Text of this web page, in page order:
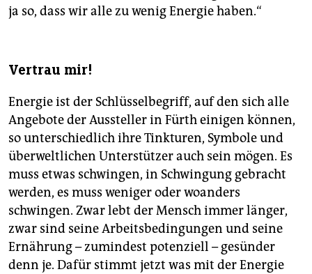
ja so, dass wir alle zu wenig Energie haben.“
Vertrau mir!
Energie ist der Schlüsselbegriff, auf den sich alle
Angebote der Aussteller in Fürth einigen können,
so unterschiedlich ihre Tinkturen, Symbole und
überweltlichen Unterstützer auch sein mögen. Es
muss etwas schwingen, in Schwingung gebracht
werden, es muss weniger oder woanders
schwingen. Zwar lebt der Mensch immer länger,
zwar sind seine Arbeitsbedingungen und seine
Ernährung – zumindest potenziell – gesünder
denn je. Dafür stimmt jetzt was mit der Energie